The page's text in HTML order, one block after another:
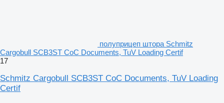
полуприцеп штора Schmitz
Cargobull SCB3ST CoC Documents, TuV Loading Certif
17
Schmitz Cargobull SCB3ST CoC Documents, TuV Loading
Certif